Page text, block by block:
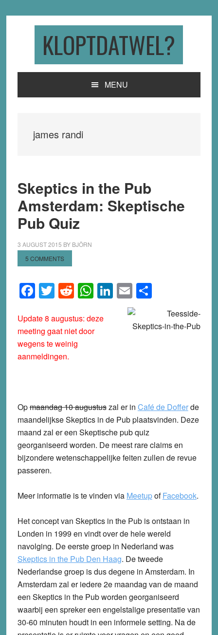
KLOPTDATWEL?
MENU
james randi
Skeptics in the Pub
Amsterdam: Skeptische
Pub Quiz
3 AUGUST 2015 BY BJÖRN
5 COMMENTS
Facebook
Twitter
Reddit
WhatsApp
LinkedIn
EmailShare
Update 8 augustus: deze
meeting gaat niet door
wegens te weinig
aanmeldingen.
Opmaandag 10 augustuszal er in Café de Dofferde
maandelijkse Skeptics in de Pub plaatsvinden. Deze
maand zal er een Skeptische pub quiz
georganiseerd worden. De meest rare claims en
bijzondere wetenschappelijke feiten zullen de revue
passeren.
Meer informatie is te vinden via MeetupofFacebook.
Het concept van Skeptics in the Pub is ontstaan in
Londen in 1999 en vindt over de hele wereld
navolging. De eerste groep in Nederland was
Skeptics in the Pub Den Haag. De tweede
Nederlandse groep is dus degene in Amsterdam. In
Amsterdam zal er iedere 2e maandag van de maand
een Skeptics in the Pub worden georganiseerd
waarbij een spreker een engelstalige presentatie van
30-60 minuten houdt in een informele setting. Na de